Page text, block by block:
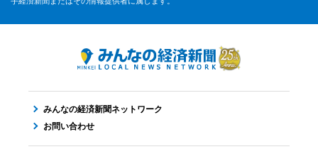
みんなの経済新聞ネットワーク
お問い合わせ